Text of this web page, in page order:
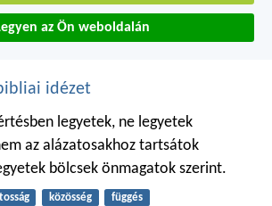
az Ön weboldalán
idézet
legyetek, ne legyetek
az alázatosakhoz tartsátok
bölcsek önmagatok szerint.
közösség függés